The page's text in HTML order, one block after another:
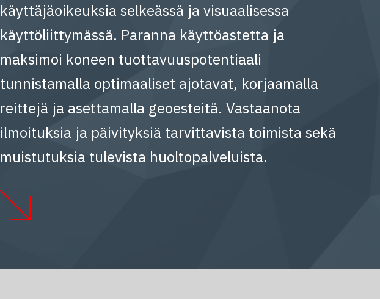
käyttäjäoikeuksia selkeässä ja visuaalisessa
käyttöliittymässä. Paranna käyttöastetta ja
maksimoi koneen tuottavuuspotentiaali
tunnistamalla optimaaliset ajotavat, korjaamalla
reittejä ja asettamalla geoesteitä. Vastaanota
ilmoituksia ja päivityksiä tarvittavista toimista sekä
muistutuksia tulevista huoltopalveluista.